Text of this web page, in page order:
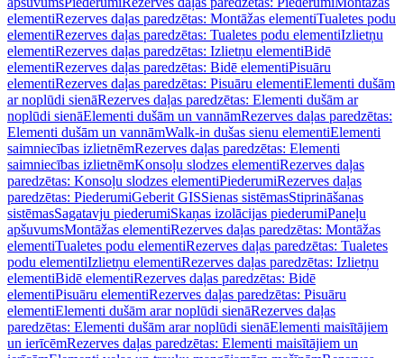
elementiRezerves daļas paredzētas: Montāžas elementiTualetes podu
elementiRezerves daļas paredzētas: Tualetes podu elementiIzlietņu
elementiRezerves daļas paredzētas: Izlietņu elementiBidē
elementiRezerves daļas paredzētas: Bidē elementiPisuāru
elementiRezerves daļas paredzētas: Pisuāru elementiElementi dušām
ar noplūdi sienāRezerves daļas paredzētas: Elementi dušām ar
noplūdi sienāElementi dušām un vannāmRezerves daļas paredzētas:
Elementi dušām un vannāmWalk-in dušas sienu elementiElementi
saimniecības izlietnēmRezerves daļas paredzētas: Elementi
saimniecības izlietnēmKonsoļu slodzes elementiRezerves daļas
paredzētas: Konsoļu slodzes elementiPiederumiRezerves daļas
paredzētas: PiederumiGeberit GISSienas sistēmasStiprināšanas
sistēmasSagatavju piederumiSkaņas izolācijas piederumiPaneļu
apšuvumsMontāžas elementiRezerves daļas paredzētas: Montāžas
elementiTualetes podu elementiRezerves daļas paredzētas: Tualetes
podu elementiIzlietņu elementiRezerves daļas paredzētas: Izlietņu
elementiBidē elementiRezerves daļas paredzētas: Bidē
elementiPisuāru elementiRezerves daļas paredzētas: Pisuāru
elementiElementi dušām arar noplūdi sienāRezerves daļas
paredzētas: Elementi dušām arar noplūdi sienāElementi maisītājiem
un ierīcēmRezerves daļas paredzētas: Elementi maisītājiem un